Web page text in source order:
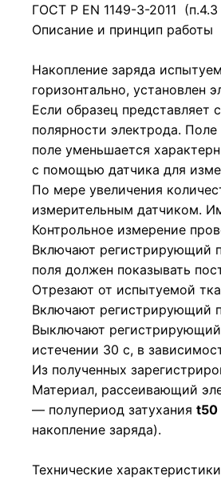
ГОСТ Р EN 1149-3-2011
Описание и принцип работы
Накопление заряда
горизонтально, установлен
Если образец
полярности электрода.
поле уменьшается
с помощью датчика для
По мере увеличения
измерительным датчиком.
Контрольное измерение
Включают регистрирующий
поля должен показывать
Отрезают от испытуемой
Включают регистрирующий
Выключают регистрирующий
истечении 30 с, в
Из полученных
Материал, рассеивающий
— полупериод затухания t50
накопление заряда).
Технические характеристики